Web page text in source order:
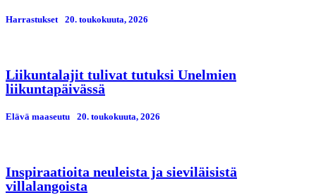
Harrastukset 20. toukokuuta, 2026
Liikuntalajit tulivat tutuksi Unelmien
liikuntapäivässä
Elävä maaseutu 20. toukokuuta, 2026
Inspiraatioita neuleista ja sieviläisistä
villalangoista